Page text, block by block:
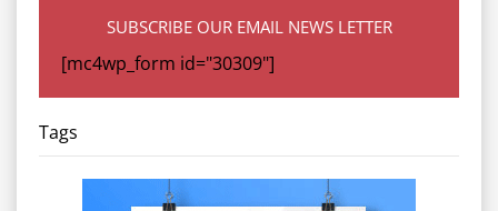
SUBSCRIBE OUR EMAIL NEWS LETTER
[mc4wp_form id="30309"]
Tags